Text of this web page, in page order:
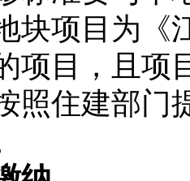
块项目为《
项目，且项
照住建部门